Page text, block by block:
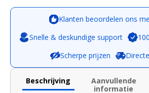
Klanten beoordelen ons
Snelle & deskundige support
Scherpe prijzen
Beschrijving
Aanvullende
informatie